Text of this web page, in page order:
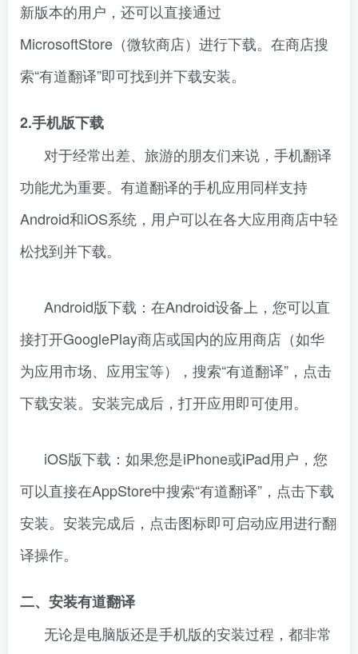
新版本的用户，还可以直接通过
MicrosoftStore（微软商店）进行下载。在商店搜
索“有道翻译”即可找到并下载安装。
2.手机版下载
对于经常出差、旅游的朋友们来说，手机翻译
功能尤为重要。有道翻译的手机应用同样支持
Android和iOS系统，用户可以在各大应用商店中轻
松找到并下载。
Android版下载：在Android设备上，您可以直
接打开GooglePlay商店或国内的应用商店（如华
为应用市场、应用宝等），搜索“有道翻译”，点击
下载安装。安装完成后，打开应用即可使用。
iOS版下载：如果您是iPhone或iPad用户，您
可以直接在AppStore中搜索“有道翻译”，点击下载
安装。安装完成后，点击图标即可启动应用进行翻
译操作。
二、安装有道翻译
无论是电脑版还是手机版的安装过程，都非常